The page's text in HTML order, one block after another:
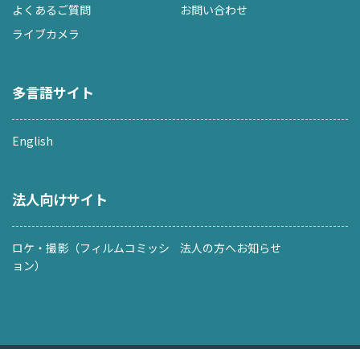
よくあるご質問
お問い合わせ
ライブカメラ
多言語サイト
English
法人向けサイト
ロケ・撮影（フィルムコミッシ
ョン）
法人の方へお知らせ